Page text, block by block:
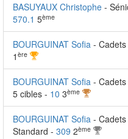
BASUYAUX Christophe -
570.1 5ème
BOURGUINAT Sofia -
1 ère
BOURGUINAT Sofia -
5 cibles - 10 3ème
BOURGUINAT Sofia -
Standard - 309 2ème